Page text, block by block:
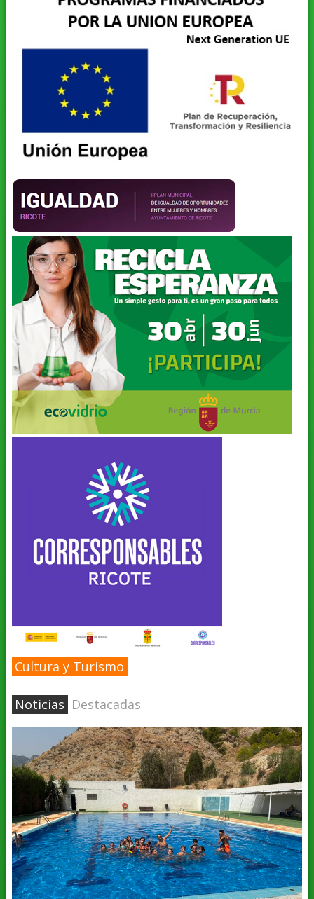
Cultura y Turismo
Noticias Destacadas